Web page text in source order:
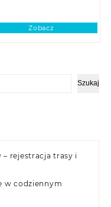
Szukaj
rejestracja trasy i
w codziennym
Zobacz